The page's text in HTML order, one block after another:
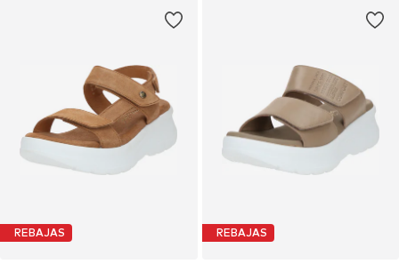
REBAJAS REBAJAS